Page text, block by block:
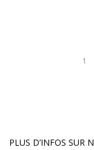
1
PLUS D’INFOS SUR